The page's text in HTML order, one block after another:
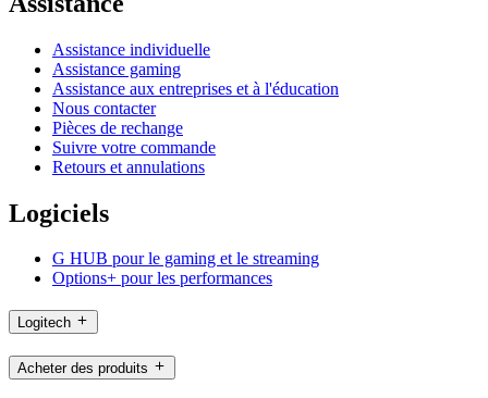
Assistance individuelle
Assistance gaming
Assistance aux entreprises et à l'éducation
Nous contacter
Pièces de rechange
Suivre votre commande
Retours et annulations
Logiciels
G HUB pour le gaming et le streaming
Options+ pour les performances
Logitech
Acheter des produits